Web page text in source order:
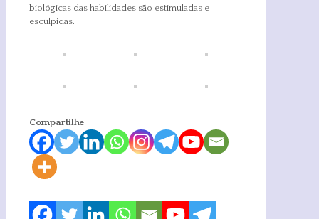
biológicas das habilidades são estimuladas e
esculpidas.
Compartilhe